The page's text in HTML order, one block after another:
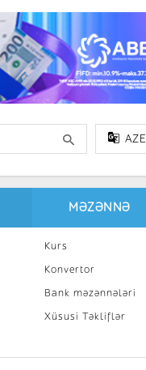
AZE
MƏZƏNNƏ
Kurs
Konvertor
Bank məzənnələri
Xüsusi Təkliflər